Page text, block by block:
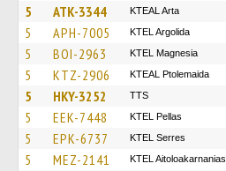
5 ATK-3344 KTEAL Arta
5 APH-7005 KTEL Argolida
5 BOI-2963 ΚΤΕL Magnesia
5 KTZ-2906 KTEAL Ptolemaida
5 HKY-3252 TTS
5 EEK-7448 KTEL Pellas
5 EPK-6737 KTEL Serres
5 MEZ-2141 KTEL Aitoloakarnanias